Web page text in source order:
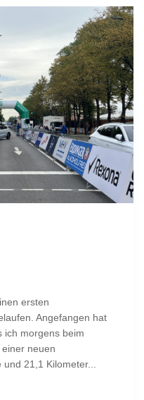
ersten
Angefangen hat
ich morgens beim
neuen
21,1 Kilometer...